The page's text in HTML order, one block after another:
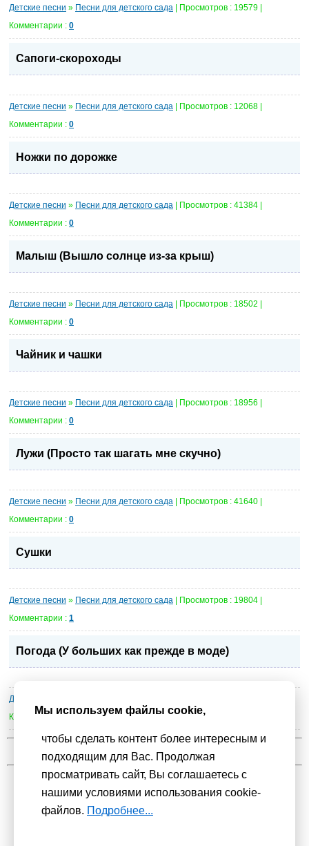
Детские песни » Песни для детского сада | Просмотров : 19579 |
Комментарии : 0
Сапоги-скороходы
Детские песни » Песни для детского сада | Просмотров : 12068 |
Комментарии : 0
Ножки по дорожке
Детские песни » Песни для детского сада | Просмотров : 41384 |
Комментарии : 0
Малыш (Вышло солнце из-за крыш)
Детские песни » Песни для детского сада | Просмотров : 18502 |
Комментарии : 0
Чайник и чашки
Детские песни » Песни для детского сада | Просмотров : 18956 |
Комментарии : 0
Лужи (Просто так шагать мне скучно)
Детские песни » Песни для детского сада | Просмотров : 41640 |
Комментарии : 0
Сушки
Детские песни » Песни для детского сада | Просмотров : 19804 |
Комментарии : 1
Погода (У больших как прежде в моде)
Детские песни
Комментарии :2
3 4 5
Мы используем файлы cookie,
чтобы сделать контент более интересным и
подходящим для Вас. Продолжая
просматривать сайт, Вы соглашаетесь с
нашими условиями использования cookie-
файлов. Подробнее...